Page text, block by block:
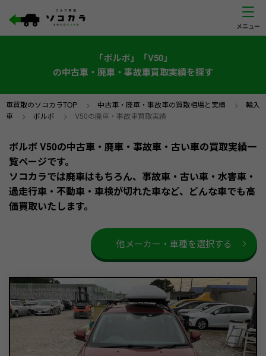
「ボルボ」「V50」
の中古車・廃車・事故車買取実績を探す
車買取のソコカラTOP > 中古車・廃車・事故車の買取相場と実績 > 輸入
車 > ボルボ > V50の廃車・事故車買取実績
ボルボ V50の中古車・廃車・事故車・古い車の買取実績一
覧ページです。
ソコカラでは廃車はもちろん、事故車・古い車・水害車・
過走行車・不動車・車検が切れた車など、どんな車でも高
価買取いたします。
他メーカー・車種を選択する